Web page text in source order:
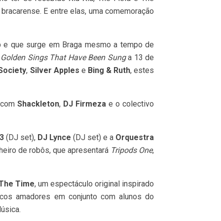
E entre elas, uma comemoração
que surge em Braga mesmo a tempo de
Golden Sings That Have Been Sunga 13 de
, Silver Apples e Bing & Ruth, estes
comShackleton, DJ Firmeza e o colectivo
(DJ set), DJ Lynce (DJ set) e a Orquestra
de robôs, que apresentará Tripods One,
Time, um espectáculo original inspirado
amadores em conjunto com alunos do